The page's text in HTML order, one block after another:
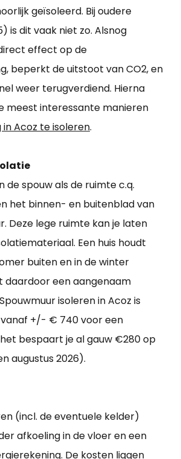
geïsoleerd. Bij oudere
is dit vaak niet zo. Alsnog
effect op de
beperkt de uitstoot van CO2, en
weer terugverdiend. Hierna
meest interessante manieren
in Acoz te isoleren.
de spouw als de ruimte c.q.
het binnen- en buitenblad van
Deze lege ruimte kan je laten
Een huis houdt
buiten en in de winter
daardoor een aangenaam
isoleren in Acoz is
+/- € 740 voor een
bespaart je al gauw €280 op
augustus 2026).
(incl. de eventuele kelder)
afkoeling in de vloer en een
De kosten liggen